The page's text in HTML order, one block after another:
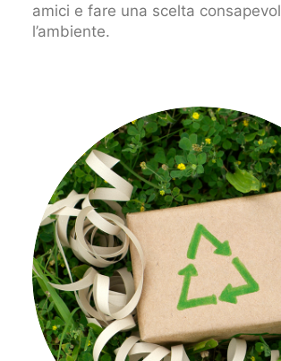
amici e fare una scelta
l’ambiente.